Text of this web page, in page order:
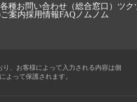
各種お問い合わせ（総合窓口） ツク
案内採用情報FAQノムノム
、お客様によって入力される内容は個
よって保護されます。